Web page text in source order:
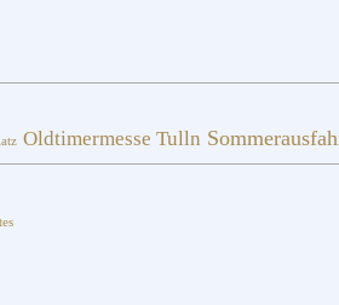
Oldtimermesse Tulln